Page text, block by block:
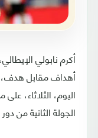
أكرم نابولي
أهداف مقابل هدف،
اليوم، الثلاثاء،
الجولة الثانية من